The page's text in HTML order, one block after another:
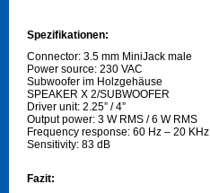
Spezifikationen:
Connector: 3.5 mm MiniJack male
Power source: 230 VAC
Subwoofer im Holzgehäuse
SPEAKER X 2/SUBWOOFER
Driver unit: 2.25” / 4”
Output power: 3 W RMS / 6 W RMS
Frequency response: 60 Hz – 20 KHz
Sensitivity: 83 dB
Fazit: